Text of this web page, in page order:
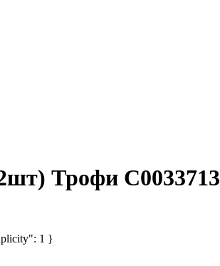
Трофи C0033713
1 }